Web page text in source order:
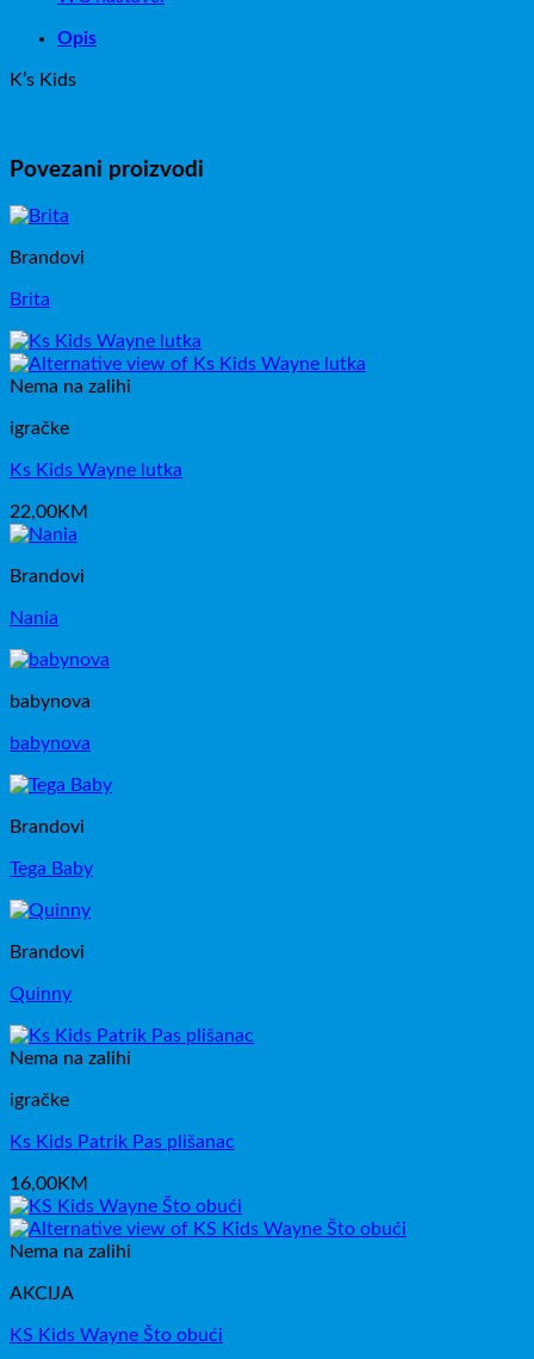
Opis
K’s Kids
Povezani proizvodi
Brandovi
Brita
Nema na zalihi
igračke
Ks Kids Wayne lutka
22,00KM
Brandovi
Nania
babynova
babynova
Brandovi
Tega Baby
Brandovi
Quinny
Nema na zalihi
igračke
Ks Kids Patrik Pas plišanac
16,00KM
Nema na zalihi
AKCIJA
KS Kids Wayne Što obući